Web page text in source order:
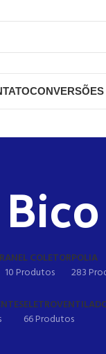
CONVERSÕES
ANEL COLETOR
10 Produtos
POLIA
283
66 Produtos